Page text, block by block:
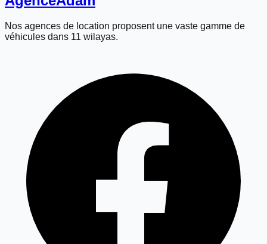
Nos agences de location proposent une vaste gamme de
véhicules dans 11 wilayas.